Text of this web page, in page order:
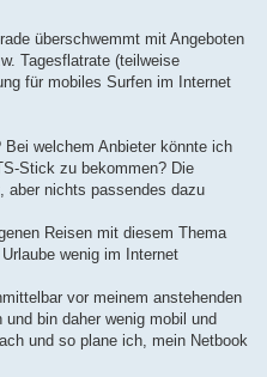
überschwemmt mit Angeboten
Tagesflatrate (teilweise
für mobiles Surfen im Internet
welchem Anbieter könnte ich
Stick zu bekommen? Die
aber nichts passendes dazu
Reisen mit diesem Thema
wenig im Internet
vor meinem anstehenden
bin daher wenig mobil und
und so plane ich, mein Netbook